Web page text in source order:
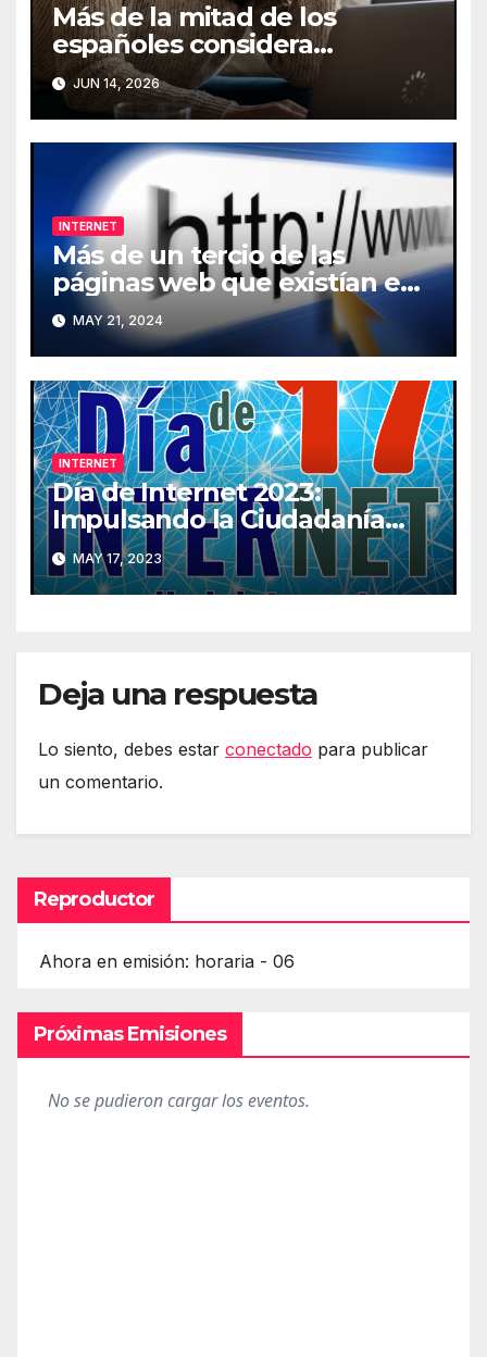
Más de la mitad de los
españoles considera
fundamental la conexión a
Internet
JUN 14, 2026
INTERNET
Más de un tercio de las
páginas web que existían en
2013 han desaparecido de
Internet
MAY 21, 2024
INTERNET
Día de Internet 2023:
Impulsando la Ciudadanía
Digital
MAY 17, 2023
Deja una respuesta
Lo siento, debes estar conectado para publicar
un comentario.
Reproductor
Ahora en emisión: horaria - 06
Próximas Emisiones